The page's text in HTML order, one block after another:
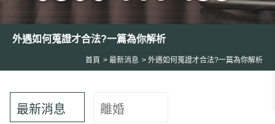
外遇如何蒐證才合法?一篇為你解析
首頁 最新消息 外遇如何蒐證才合法?一篇為你解析
最新消息 離婚